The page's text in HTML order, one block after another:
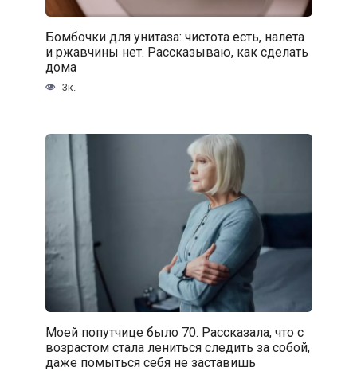
Бомбочки для унитаза: чистота есть, налета
и ржавчины нет. Рассказываю, как сделать
дома
3к.
Моей попутчице было 70. Рассказала, что с
возрастом стала лениться следить за собой,
даже помыться себя не заставишь